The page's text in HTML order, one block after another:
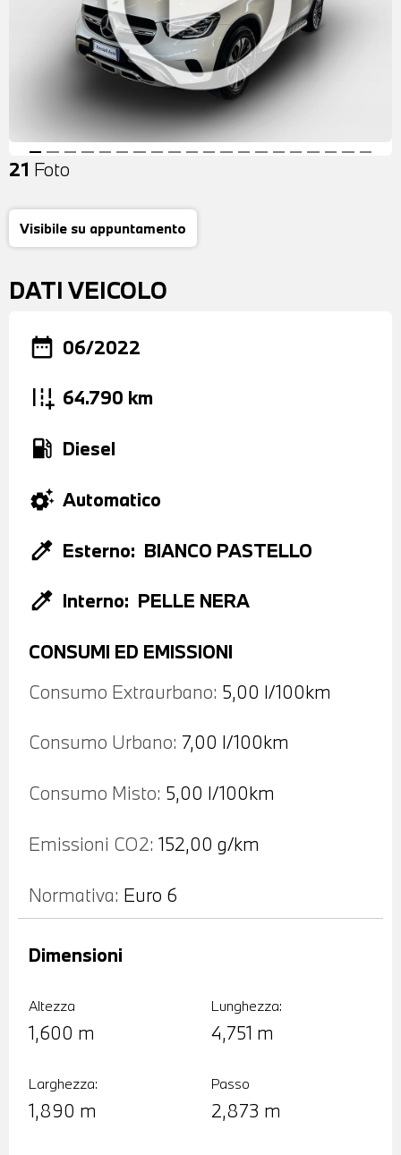
21 Foto
Visibile su appuntamento
DATI VEICOLO
date_range 06/2022
add_road 64.790 km
local_gas_station Diesel
settings_suggest Automatico
colorize Esterno: BIANCO PASTELLO
colorize Interno: PELLE NERA
CONSUMI ED EMISSIONI
Consumo Extraurbano: 5,00 l/100km
Consumo Urbano: 7,00 l/100km
Consumo Misto: 5,00 l/100km
Emissioni CO2: 152,00 g/km
Normativa: Euro 6
Altezza
1,600 m
Lunghezza:
4,751 m
Dimensioni
Larghezza:
1,890 m
Passo
2,873 m